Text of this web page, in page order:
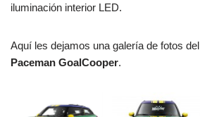
iluminación interior LED.
Aquí les dejamos una galería de fotos del
Paceman GoalCooper.